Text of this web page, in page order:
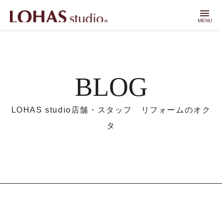
menu
MENU
BLOG
LOHAS studio店舗・スタッフ リフォームのオク
タ